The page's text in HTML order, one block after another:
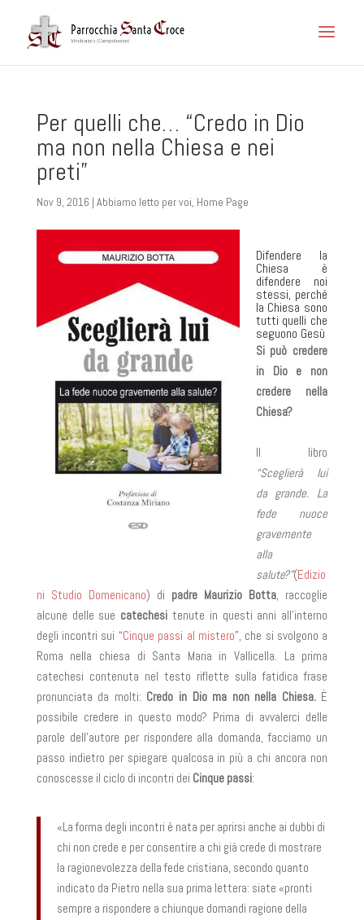
Per quelli che… “Credo in Dio
ma non nella Chiesa e nei
preti”
Nov 9, 2016 | Abbiamo letto per voi, Home Page
Difendere la
Chiesa è
difendere noi
stessi, perché
la Chiesa sono
tutti quelli che
seguono Gesù
Si può credere
in Dio e non
credere nella
Chiesa?
Il libro
“Sceglierà lui
da grande. La
fede nuoce
gravemente
alla
salute?”(Edizio
ni Studio Domenicano) di padre Maurizio Botta, raccoglie
alcune delle sue catechesi tenute in questi anni all’interno
degli incontri sui “Cinque passi al mistero”, che si svolgono a
Roma nella chiesa di Santa Maria in Vallicella. La prima
catechesi contenuta nel testo riflette sulla fatidica frase
pronunciata da molti: Credo in Dio ma non nella Chiesa.È
possibile credere in questo modo? Prima di avvalerci delle
parole dell’autore per rispondere alla domanda, facciamo un
passo indietro per spiegare qualcosa in più a chi ancora non
conoscesse il ciclo di incontri dei Cinque passi:
«La forma degli incontri è nata per aprirsi anche ai dubbi di
chi non crede e per consentire a chi già crede di mostrare
la ragionevolezza della fede cristiana, secondo quanto
indicato da Pietro nella sua prima lettera: siate «pronti
sempre a rispondere a chiunque domandi ragione della